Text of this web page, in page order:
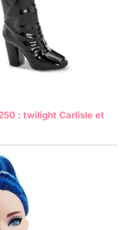
: twilight Carlisle et